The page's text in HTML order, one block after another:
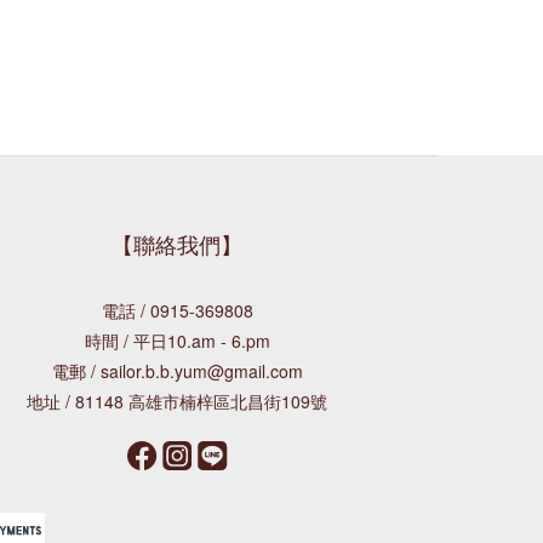
【聯絡我們】
電話 / 0915-369808
時間 / 平日10.am - 6.pm
電郵 / sailor.b.b.yum@gmail.com
地址 / 81148 高雄市楠梓區北昌街109號